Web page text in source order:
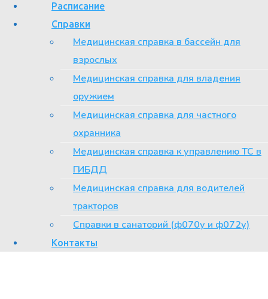
Расписание
Справки
Медицинская справка в бассейн для
взрослых
Медицинская справка для владения
оружием
Медицинская справка для частного
охранника
Медицинская справка к управлению ТС в
ГИБДД
Медицинская справка для водителей
тракторов
Справки в санаторий (ф070у и ф072у)
Контакты
под поперечной связкой запястья. Это наиболее
распространенная патология среди всех туннельных синдромов.
При этом заболевание чаще встречается у женщин, чем у
мужчин, ввиду более узкого карпального канала.